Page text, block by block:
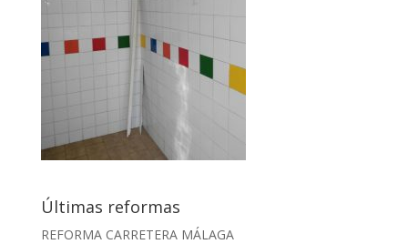
Últimas reformas
REFORMA CARRETERA MÁLAGA